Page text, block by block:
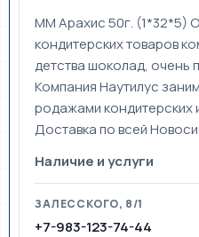
ММ Арахис 50г. (1*32*5)
кондитерских товаров
детства шоколад, очень
Компания Наутилус
родажами кондитерских
Доставка по всей
Наличие и услуги
ЗАЛЕССКОГО, 8/1
+7-983-123-74-44